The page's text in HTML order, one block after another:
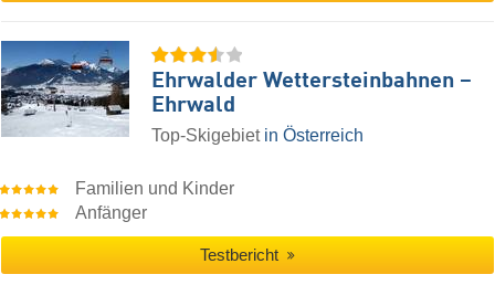
Ehrwalder Wettersteinbahnen –
Ehrwald
Top-Skigebiet in Österreich
Familien und Kinder
Anfänger
Testbericht